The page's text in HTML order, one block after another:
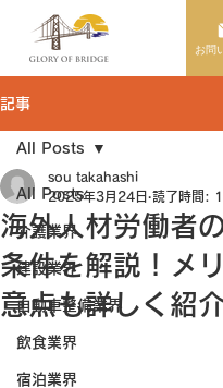
お問
記事
All Posts
介護業界
建設業界
自動車整備業界
飲食業界
宿泊業界
All Posts
海外人材労働者
条件を解説！メ
意点も詳しく紹
sou takahashi
2025年3月24日 読了時間: